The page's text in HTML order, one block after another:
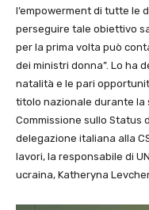
l’empowerment di tutte le
perseguire tale obiettivo
per la prima volta può
dei ministri donna”. Lo ha
natalità e le pari
titolo nazionale durante la
Commissione sullo Status
delegazione italiana alla
lavori, la responsabile di
ucraina, Katheryna